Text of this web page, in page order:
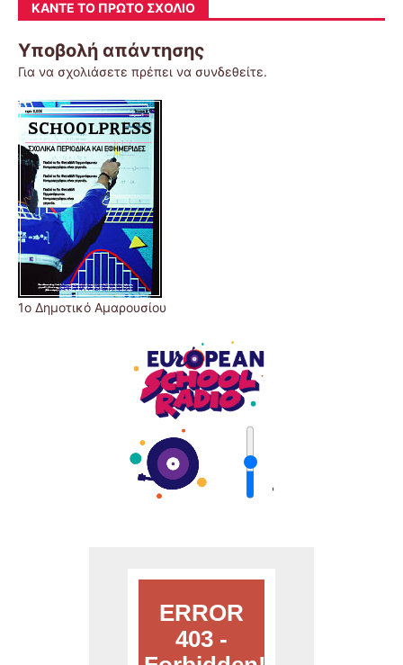
ΚΆΝΤΕ ΤΟ ΠΡΏΤΟ ΣΧΌΛΙΟ
Υποβολή απάντησης
Για να σχολιάσετε πρέπει να συνδεθείτε.
1ο Δημοτικό Αμαρουσίου
'